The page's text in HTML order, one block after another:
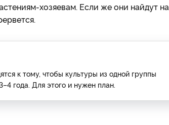
хозяевам. Если же они найдут на
к тому, чтобы культуры из одной группы
года. Для этого и нужен план.